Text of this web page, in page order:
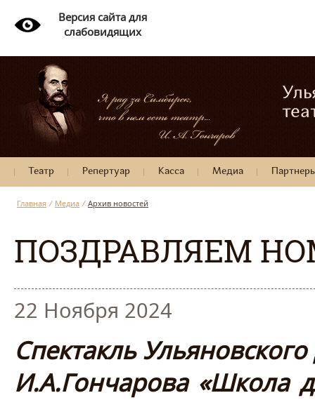
Версия сайта для
слабовидящих
Театр Репертуар Касса Медиа
Главная / Медиа / Архив новостей
ПОЗДРАВЛЯЕМ
22 Ноября 2024
Спектакль
И.А.Гончарова «Школа